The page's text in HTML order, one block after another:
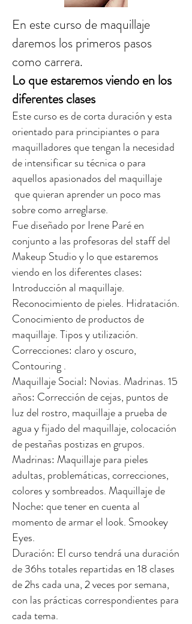
En este curso de maquillaje
daremos los primeros pasos
como carrera.
Lo que estaremos viendo en los
diferentes clases
Este curso es de corta duración y esta
orientado para principiantes o para
maquilladores que tengan la necesidad
de intensificar su técnica o para
aquellos apasionados del maquillaje
que quieran aprender un poco mas
sobre como arreglarse.
Fue diseñado por Irene Paré en
conjunto a las profesoras del staff del
Makeup Studio y lo que estaremos
viendo en los diferentes clases:
Introducción al maquillaje.
Reconocimiento de pieles. Hidratación.
Conocimiento de productos de
maquillaje. Tipos y utilización.
Correcciones: claro y oscuro,
Contouring .
Maquillaje Social: Novias. Madrinas. 15
años: Corrección de cejas, puntos de
luz del rostro, maquillaje a prueba de
agua y fijado del maquillaje, colocación
de pestañas postizas en grupos.
Madrinas: Maquillaje para pieles
adultas, problemáticas, correcciones,
colores y sombreados. Maquillaje de
Noche: que tener en cuenta al
momento de armar el look. Smookey
Eyes.
Duración: El curso tendrá una duración
de 36hs totales repartidas en 18 clases
de 2hs cada una, 2 veces por semana,
con las prácticas correspondientes para
cada tema.